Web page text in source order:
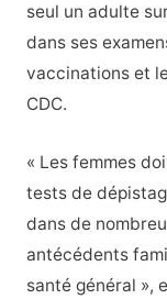
seul un adulte
dans ses
vaccinations et
CDC.
« Les femmes
tests de
dans de
antécédents
santé général »,